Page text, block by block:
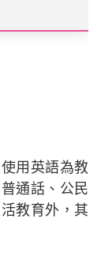
用英語為教
通話、公民
教育外，其